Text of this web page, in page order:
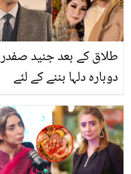
طلاق کے بعد جنید صفدر
دوبارہ دلہا بننے کے لئے
ہے؟